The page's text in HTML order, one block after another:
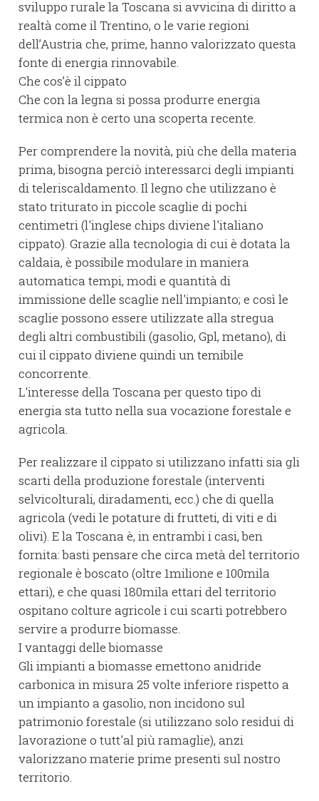
sviluppo rurale la Toscana si avvicina di diritto a
realtà come il Trentino, o le varie regioni
dell’Austria che, prime, hanno valorizzato questa
fonte di energia rinnovabile.
Che cos’è il cippato
Che con la legna si possa produrre energia
termica non è certo una scoperta recente.
Per comprendere la novità, più che della materia
prima, bisogna perciò interessarci degli impianti
di teleriscaldamento. Il legno che utilizzano è
stato triturato in piccole scaglie di pochi
centimetri (l'inglese chips diviene l'italiano
cippato). Grazie alla tecnologia di cui è dotata la
caldaia, è possibile modulare in maniera
automatica tempi, modi e quantità di
immissione delle scaglie nell'impianto; e così le
scaglie possono essere utilizzate alla stregua
degli altri combustibili (gasolio, Gpl, metano), di
cui il cippato diviene quindi un temibile
concorrente.
L'interesse della Toscana per questo tipo di
energia sta tutto nella sua vocazione forestale e
agricola.
Per realizzare il cippato si utilizzano infatti sia gli
scarti della produzione forestale (interventi
selvicolturali, diradamenti, ecc.) che di quella
agricola (vedi le potature di frutteti, di viti e di
olivi). E la Toscana è, in entrambi i casi, ben
fornita: basti pensare che circa metà del territorio
regionale è boscato (oltre 1milione e 100mila
ettari), e che quasi 180mila ettari del territorio
ospitano colture agricole i cui scarti potrebbero
servire a produrre biomasse.
I vantaggi delle biomasse
Gli impianti a biomasse emettono anidride
carbonica in misura 25 volte inferiore rispetto a
un impianto a gasolio, non incidono sul
patrimonio forestale (si utilizzano solo residui di
lavorazione o tutt'al più ramaglie), anzi
valorizzano materie prime presenti sul nostro
territorio.